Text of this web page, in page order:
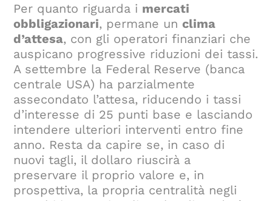
Per quanto riguarda i mercati
obbligazionari, permane unclima
d’attesa, con gli operatori finanziari che
auspicano progressive riduzioni dei tassi.
A settembre la Federal Reserve (banca
centrale USA) ha parzialmente
assecondato l’attesa, riducendo i tassi
d’interesse di 25 punti base e lasciando
intendere ulteriori interventi entro fine
anno. Resta da capire se, in caso di
nuovi tagli, il dollaro riuscirà a
preservare il proprio valore e, in
prospettiva, la propria centralità negli